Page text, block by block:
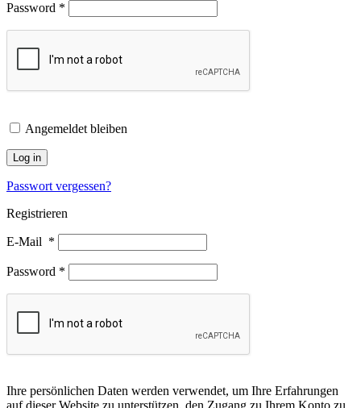
Password *
Angemeldet bleiben
Log in
Passwort vergessen?
Registrieren
E-Mail *
Password *
Ihre persönlichen Daten werden verwendet, um Ihre Erfahrungen
auf dieser Website zu unterstützen, den Zugang zu Ihrem Konto zu